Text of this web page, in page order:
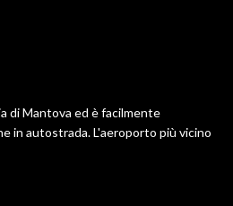
di Mantova ed è facilmente
in autostrada. L'aeroporto più vicino